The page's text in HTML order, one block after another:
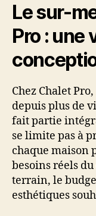
Le sur-
Pro : une
Chez Chalet
depuis plus de
fait partie
se limite pas à
chaque maison
besoins réels
terrain, le
esthétiques